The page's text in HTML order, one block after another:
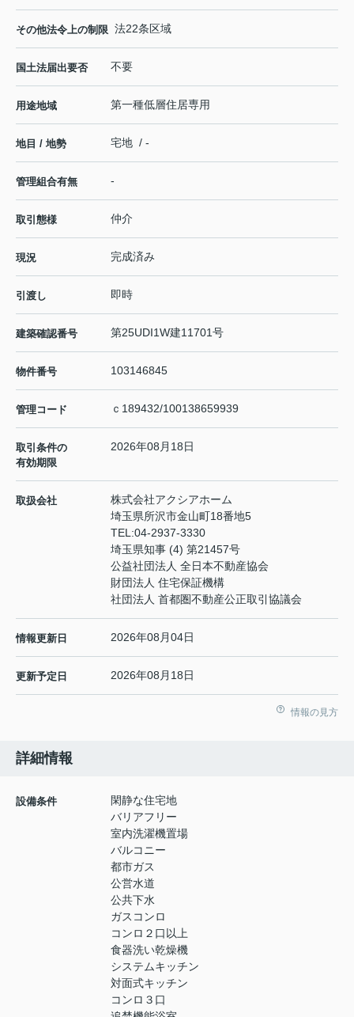
その他法令上の制限 法22条区域
国土法届出要否 不要
用途地域 第一種低層住居専用
地目 / 地勢 宅地 / -
管理組合有無 -
取引態様 仲介
現況 完成済み
引渡し 即時
建築確認番号 第25UDI1W建11701号
物件番号 103146845
管理コード ｃ189432/100138659939
取引条件の
有効期限
2026年08月18日
取扱会社
株式会社アクシアホーム
埼玉県所沢市金山町18番地5
TEL:04-2937-3330
埼玉県知事 (4) 第21457号
公益社団法人 全日本不動産協会
財団法人 住宅保証機構
社団法人 首都圏不動産公正取引協議会
情報更新日 2026年08月04日
更新予定日 2026年08月18日
情報の見方
詳細情報
設備条件
閑静な住宅地
バリアフリー
室内洗濯機置場
バルコニー
都市ガス
公営水道
公共下水
ガスコンロ
コンロ２口以上
食器洗い乾燥機
システムキッチン
対面式キッチン
コンロ３口